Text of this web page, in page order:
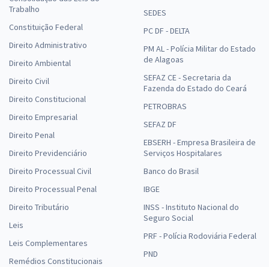
Trabalho
Constituição Federal
Direito Administrativo
Direito Ambiental
Direito Civil
Direito Constitucional
Direito Empresarial
Direito Penal
Direito Previdenciário
Direito Processual Civil
Direito Processual Penal
Direito Tributário
Leis
Leis Complementares
Remédios Constitucionais
SEDES
PC DF - DELTA
PM AL - Polícia Militar do Estado
de Alagoas
SEFAZ CE - Secretaria da
Fazenda do Estado do Ceará
PETROBRAS
SEFAZ DF
EBSERH - Empresa Brasileira de
Serviços Hospitalares
Banco do Brasil
IBGE
INSS - Instituto Nacional do
Seguro Social
PRF - Polícia Rodoviária Federal
PND